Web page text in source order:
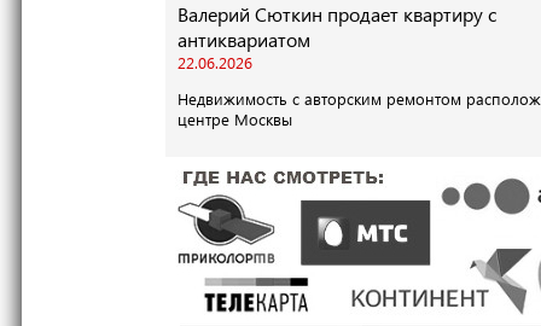
Валерий Сюткин продает квартиру с
антиквариатом
22.06.2026
Недвижимость с авторским ремонтом
центре Москвы